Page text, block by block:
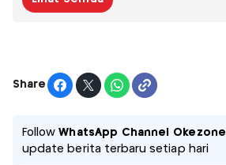
Share
FollowWhatsApp Channel Okezone
update berita terbaru setiap hari